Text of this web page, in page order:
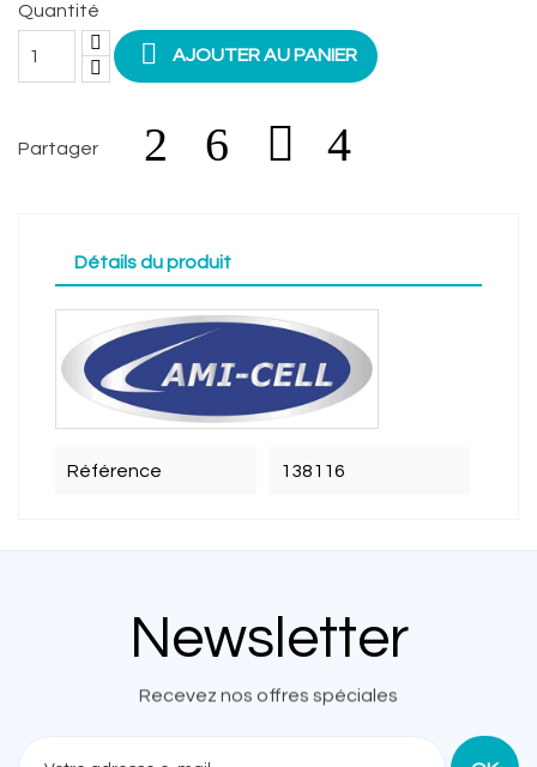
Quantité
 AJOUTER AU PANIER
Partager
Détails du produit
Référence 138116
Newsletter
Recevez nos offres spéciales